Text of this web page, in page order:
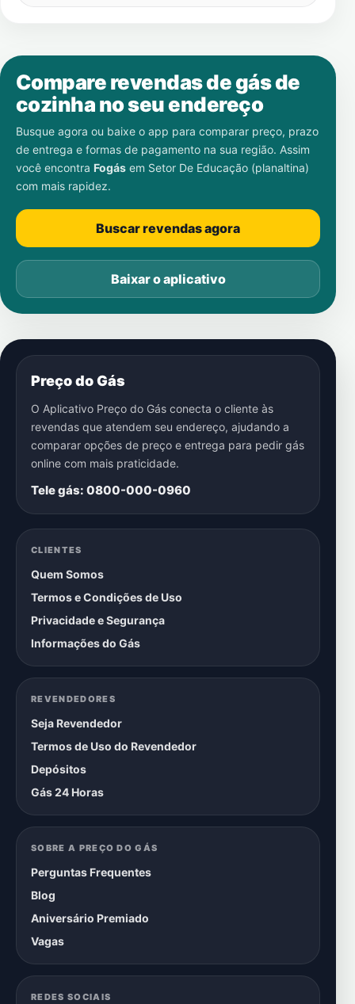
Compare revendas de gás de
cozinha no seu endereço
Busque agora ou baixe o app para comparar preço, prazo
de entrega e formas de pagamento na sua região. Assim
você encontra Fogás em Setor De Educação (planaltina)
com mais rapidez.
Buscar revendas agora
Baixar o aplicativo
Preço do Gás
O Aplicativo Preço do Gás conecta o cliente às
revendas que atendem seu endereço, ajudando a
comparar opções de preço e entrega para pedir gás
online com mais praticidade.
Tele gás: 0800-000-0960
CLIENTES
Quem Somos
Termos e Condições de Uso
Privacidade e Segurança
Informações do Gás
REVENDEDORES
Seja Revendedor
Termos de Uso do Revendedor
Depósitos
Gás 24 Horas
SOBRE A PREÇO DO GÁS
Perguntas Frequentes
Blog
Aniversário Premiado
Vagas
REDES SOCIAIS